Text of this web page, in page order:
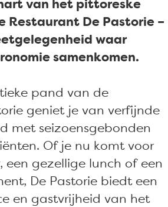
van het pittoreske
Restaurant De Pastorie –
waar
samenkomen.
pand van de
geniet je van verfijnde
met seizoensgebonden
Of je nu komt voor
een gezellige lunch of een
De Pastorie biedt een
en gastvrijheid van het